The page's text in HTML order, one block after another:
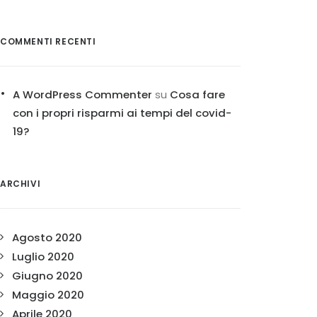
COMMENTI RECENTI
A WordPress Commenter su Cosa fare
con i propri risparmi ai tempi del covid-
19?
ARCHIVI
Agosto 2020
Luglio 2020
Giugno 2020
Maggio 2020
Aprile 2020